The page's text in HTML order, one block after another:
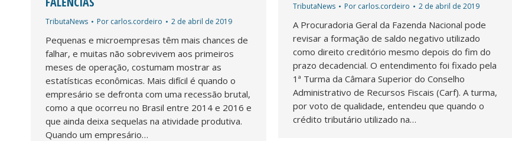
TributaNews Por carlos.cordeiro 2 de abril de 2019
A Procuradoria Geral da Fazenda Nacional pode
revisar a formação de saldo negativo utilizado
como direito creditório mesmo depois do fim do
prazo decadencial. O entendimento foi fixado pela
1ª Turma da Câmara Superior do Conselho
Administrativo de Recursos Fiscais (Carf). A turma,
por voto de qualidade, entendeu que quando o
crédito tributário utilizado na…
TributaNews Por carlos.cordeiro 2 de abril de 2019
Pequenas e microempresas têm mais chances de
falhar, e muitas não sobrevivem aos primeiros
meses de operação, costumam mostrar as
estatísticas econômicas. Mais difícil é quando o
empresário se defronta com uma recessão brutal,
como a que ocorreu no Brasil entre 2014 e 2016 e
que ainda deixa sequelas na atividade produtiva.
Quando um empresário…